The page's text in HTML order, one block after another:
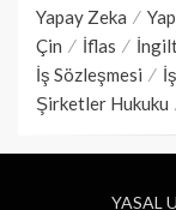
Yapay Zeka
Çin
İflas
İş Sözleşmesi
Şirketler Hukuku
YASAL